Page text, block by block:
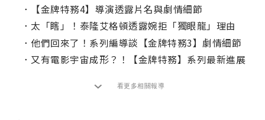
．
【金牌特務4】導演透露片名與劇情細節
． 太「瞎」！泰隆艾格頓透露婉拒「獨眼龍」理由
． 他們回來了！系列編導談【金牌特務3】劇情細節
． 又有電影宇宙成形？！【金牌特務】系列最新進展
看更多相關報導